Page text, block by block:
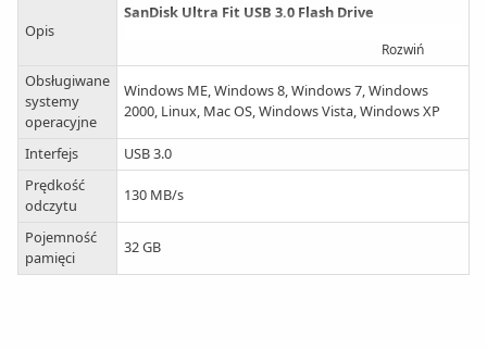
Opis
SanDisk Ultra Fit USB 3.0 Flash Drive
Tak mały, ze nie zauważysz jego obecności. Tak
Ten ultra-kompaktowy, bardzo wydajny dysk USB,
idealnie dopasuje się do Twoich urządzeń,
pozostając tam bezpieczny, bez żadnych
wystających elementów, które mogłyby się
wyłamać.
Możesz zostawić go w urządzeniu, powiększając tym
samym pamięć o dodatkowe 16, 32 lub 64 GB.
szybko, aż do 10 razy szybciej niż w standardowym
Rozwiń
Obsługiwane
systemy
operacyjne
Windows ME, Windows 8, Windows 7, Windows
2000, Linux, Mac OS, Windows Vista, Windows XP
Interfejs
USB 3.0
Prędkość
odczytu
130 MB/s
Pojemność
pamięci
32 GB